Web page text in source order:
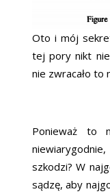
Oto i mój
tej pory nikt
nie zwracało to
Ponieważ to
szkodzi? W
sądzę, aby